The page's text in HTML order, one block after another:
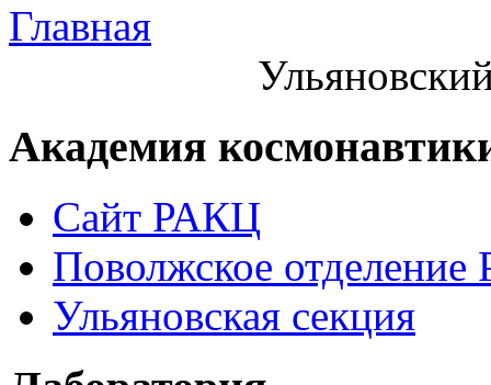
Главная
Академия
Сайт РАКЦ
Поволжское
Ульяновская секция